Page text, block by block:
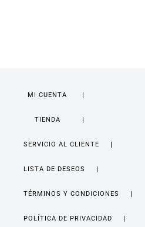
MI CUENTA
TIENDA
SERVICIO AL CLIENTE
LISTA DE DESEOS
TÉRMINOS Y CONDICIONES
POLÍTICA DE PRIVACIDAD